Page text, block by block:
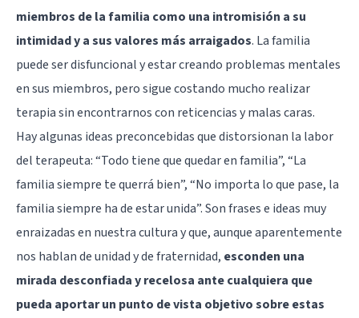
miembros de la familia como una intromisión a su
intimidad y a sus valores más arraigados. La familia
puede ser disfuncional y estar creando problemas mentales
en sus miembros, pero sigue costando mucho realizar
terapia sin encontrarnos con reticencias y malas caras.
Hay algunas ideas preconcebidas que distorsionan la labor
del terapeuta: “Todo tiene que quedar en familia”, “La
familia siempre te querrá bien”, “No importa lo que pase, la
familia siempre ha de estar unida”. Son frases e ideas muy
enraizadas en nuestra cultura y que, aunque aparentemente
nos hablan de unidad y de fraternidad, esconden una
mirada desconfiada y recelosa ante cualquiera que
pueda aportar un punto de vista objetivo sobre estas